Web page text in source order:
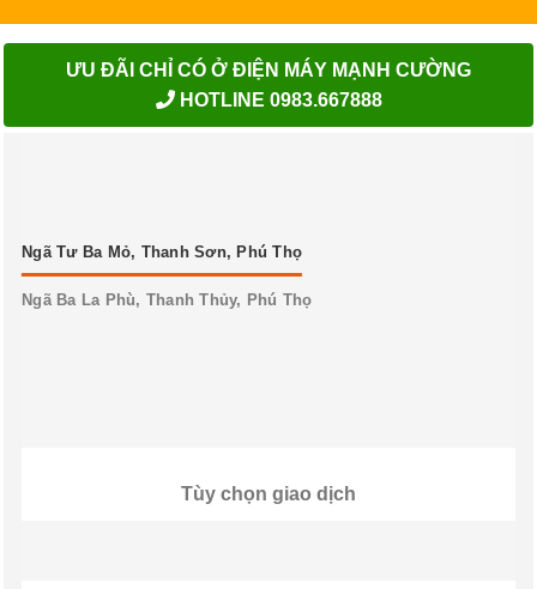
ƯU ĐÃI CHỈ CÓ Ở ĐIỆN MÁY MẠNH CƯỜNG
HOTLINE 0983.667888
Ngã Tư Ba Mỏ, Thanh Sơn, Phú Thọ
Ngã Ba La Phù, Thanh Thủy, Phú Thọ
Tùy chọn giao dịch